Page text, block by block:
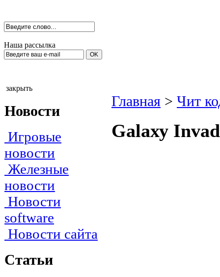
Наша рассылка
закрыть
Новости
Игровые
новости
Железные
новости
Новости
software
Новости сайта
Статьи
Главная > Чит
Gаlаху